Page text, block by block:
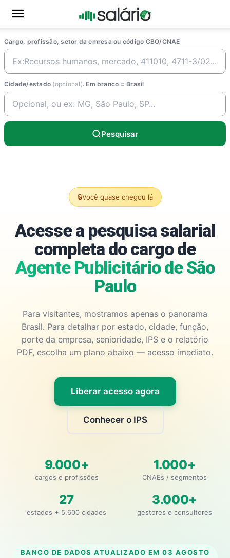
Cargo, profissão, setor da emresa ou código CBO/CNAE
Cidade/estado (opcional). Em branco = Brasil
Pesquisar
🔒Você quase chegou lá
Acesse a pesquisa salarial
completa do cargo de
Agente Publicitário de São
Paulo
Para visitantes, mostramos apenas o panorama
Brasil. Para detalhar por estado, cidade, função,
porte da empresa, senioridade, IPS e o relatório
PDF, escolha um plano abaixo — acesso imediato.
Liberar acesso agora
Conhecer o IPS
9.000+
cargos e profissões
1.000+
CNAEs / segmentos
27
estados + 5.600 cidades
3.000+
gestores e consultores
BANCO DE DADOS ATUALIZADO EM 03 AGOSTO